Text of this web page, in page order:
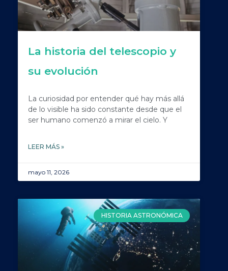
La historia del telescopio y
su evolución
La curiosidad por entender qué hay más allá
de lo visible ha sido constante desde que el
ser humano comenzó a mirar el cielo. Y
LEER MÁS »
mayo 11, 2026
HISTORIA ASTRONÓMICA